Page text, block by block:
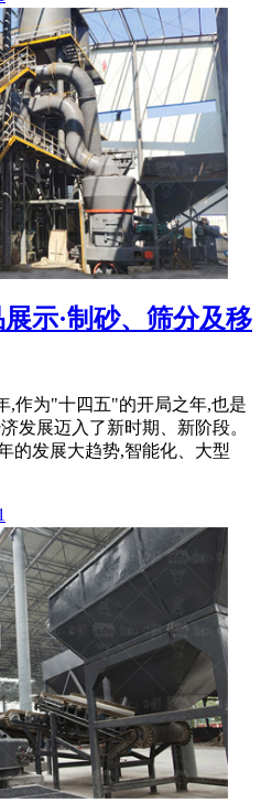
示·制砂、筛分及移
,作为"十四五"的开局之年,也是
发展迈入了新时期、新阶段。
的发展大趋势,智能化、大型